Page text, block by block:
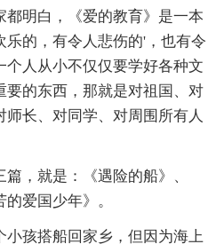
都明白，《爱的教育》是一本
的，有令人悲伤的'，也有令
个人从小不仅仅要学好各种文
要的东西，那就是对祖国、对
长、对同学、对周围所有人
，就是：《遇险的船》、
爱国少年》。
小孩搭船回家乡，但因为海上